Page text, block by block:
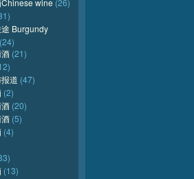
wine (26)
Burgundy
(24)
(21)
道 (47)
(2)
(20)
(5)
(4)
(13)